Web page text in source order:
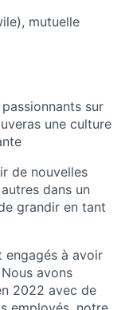
mutuelle
sur
une culture
de nouvelles
dans un
grandir en tant
engagés à avoir
avons
2022 avec de